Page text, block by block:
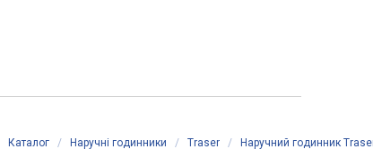
Каталог / Наручні годинники / Traser / Наручний годинник